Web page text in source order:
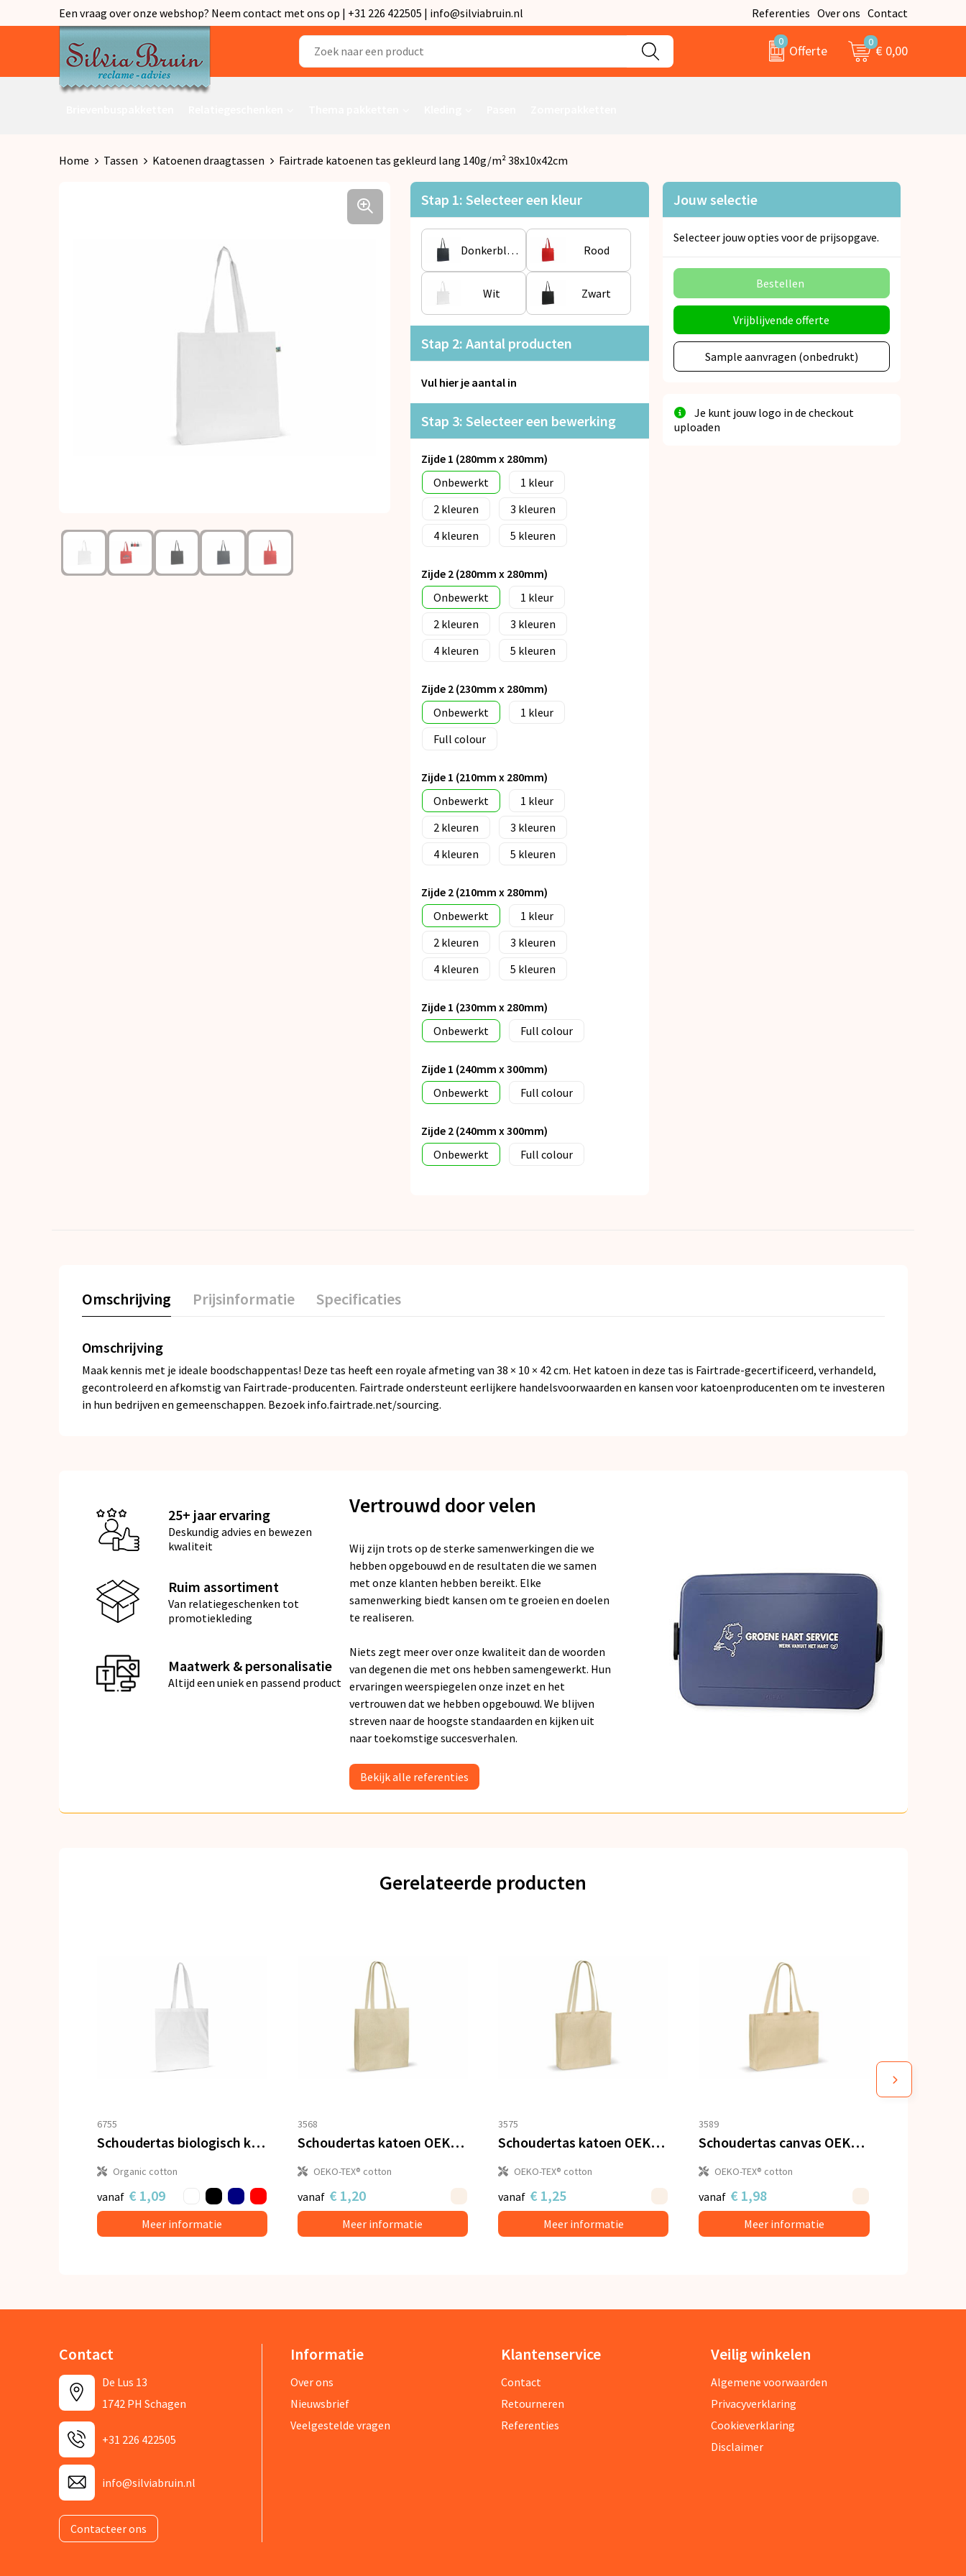
Een vraag over onze webshop? Neem contact met ons op | +31 226 422505 | info@silviabruin.nl Referenties Over ons Contact
0
Offerte
0
€ 0,00
Home Tassen Katoenen draagtassen Fairtrade katoenen tas gekleurd lang 140g/m² 38x10x42cm
Stap 1: Selecteer een kleur
Donkerblauw Rood
Wit Zwart
Stap 2: Aantal producten
Vul hier je aantal in
Stap 3: Selecteer een bewerking
Zijde 1 (280mm x 280mm)
Onbewerkt
1
2
3
4
5
Zijde 2 (280mm x 280mm)
Onbewerkt
1
2
3
4
5
Zijde 2 (230mm x 280mm)
Onbewerkt
1
Full colour
Zijde 1 (210mm x 280mm)
Onbewerkt
1
2
3
4
5
Zijde 2 (210mm x 280mm)
Onbewerkt
1
2
3
4
5
Zijde 1 (230mm x 280mm)
Onbewerkt
Full colour
Zijde 1 (240mm x 300mm)
Onbewerkt
Full colour
Zijde 2 (240mm x 300mm)
Onbewerkt
Full colour
Jouw selectie
Selecteer jouw opties voor de prijsopgave.
Bestellen
Vrijblijvende offerte
Sample aanvragen (onbedrukt)
Je kunt jouw logo in de checkout
uploaden
Omschrijving Prijsinformatie Specificaties
Omschrijving
Maak kennis met je ideale boodschappentas! Deze tas heeft een royale afmeting van 38 × 10 × 42 cm. Het katoen in deze tas is Fairtrade-gecertificeerd, verhandeld,
gecontroleerd en afkomstig van Fairtrade-producenten. Fairtrade ondersteunt eerlijkere handelsvoorwaarden en kansen voor katoenproducenten om te investeren
in hun bedrijven en gemeenschappen. Bezoek info.fairtrade.net/sourcing.
25+ jaar ervaring
Deskundig advies en bewezen
kwaliteit
Ruim assortiment
Van relatiegeschenken tot
promotiekleding
Maatwerk & personalisatie
Altijd een uniek en passend product
Vertrouwd door velen
Wij zijn trots op de sterke samenwerkingen die we
hebben opgebouwd en de resultaten die we samen
met onze klanten hebben bereikt. Elke
samenwerking biedt kansen om te groeien en doelen
te realiseren.
Niets zegt meer over onze kwaliteit dan de woorden
van degenen die met ons hebben samengewerkt. Hun
ervaringen weerspiegelen onze inzet en het
vertrouwen dat we hebben opgebouwd. We blijven
streven naar de hoogste standaarden en kijken uit
naar toekomstige succesverhalen.
Bekijk alle referenties
Gerelateerde producten
6755
Schoudertas biologisch katoen kleur lang 140g/m² 38x42 cm
Organic cotton
vanaf € 1,09
Meer informatie
3568
Schoudertas katoen OEKO-TEX® 140g/m² 38x10x42cm
OEKO-TEX® cotton
vanaf € 1,20
Meer informatie
3575
Schoudertas katoen OEKO-TEX® 140g/m² 40x10x35cm
OEKO-TEX® cotton
vanaf € 1,25
Meer informatie
3589
Schoudertas canvas OEKO-TEX® 280g/m² 45x10x33cm
OEKO-TEX® cotton
vanaf € 1,98
Meer informatie
Contact
De Lus 13
1742 PH Schagen
+31 226 422505
info@silviabruin.nl
Contacteer ons
Informatie
Over ons
Nieuwsbrief
Veelgestelde vragen
Klantenservice
Contact
Retourneren
Referenties
Veilig winkelen
Algemene voorwaarden
Privacyverklaring
Cookieverklaring
Disclaimer